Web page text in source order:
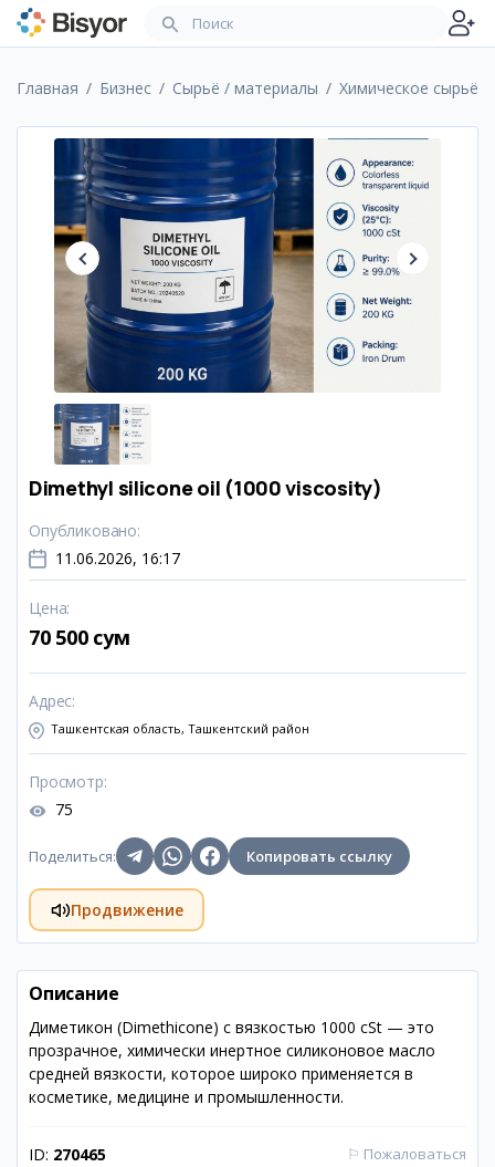
Главная Бизнес Сырьё / материалы Химическое сырьё
Dimethyl silicone oil (1000 viscosity)
Опубликовано:
11.06.2026, 16:17
Цена:
70 500 сум
Адрес:
Ташкентская область, Ташкентский район
Просмотр:
75
Поделиться: Копировать ссылку
Продвижение
Описание
Диметикон (Dimethicone) с вязкостью 1000 cSt — это
прозрачное, химически инертное силиконовое масло
средней вязкости, которое широко применяется в
косметике, медицине и промышленности.
ID: 270465 ⚐ Пожаловаться